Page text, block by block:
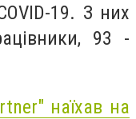
19. З них
93 -
наїхав на